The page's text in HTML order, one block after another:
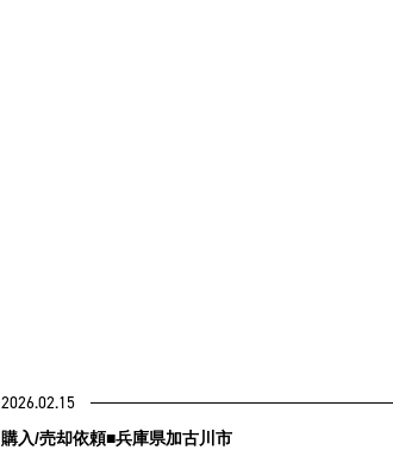
2026.02.15
購入/売却依頼■兵庫県加古川市